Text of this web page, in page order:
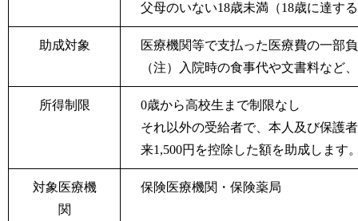
父母のいない18歳未満（18歳に達す
助成対象
医療機関等で支払った医療費の一部
（注）入院時の食事代や文書料など
所得制限
0歳から高校生まで制限なし
それ以外の受給者で、本人及び保護
来1,500円を控除した額を助成します
対象医療機
関
保険医療機関・保険薬局